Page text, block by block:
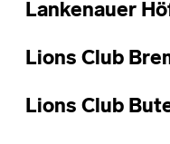
Lankenauer
Lions Club
Lions Club